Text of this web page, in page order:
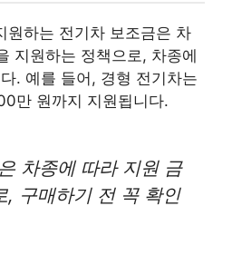
원하는 전기차 보조금은 차
지원하는 정책으로, 차종에
. 예를 들어, 경형 전기차는
만 원까지 지원됩니다.
차종에 따라 지원 금
, 구매하기 전 꼭 확인